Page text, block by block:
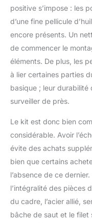
positive s’impose : les
d’une fine pellicule
encore présents. Un
de commencer le
éléments. De plus, les
à lier certaines parties
basique ; leur durabilité
surveiller de près.
Le kit est donc bien
considérable. Avoir
évite des achats
bien que certains
l’absence de ce
l’intégralité des pièces
du cadre, l’acier allié,
bâche de saut et le filet